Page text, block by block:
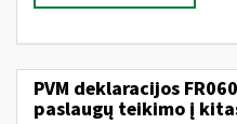
PVM deklaracijos
paslaugų teikimo į